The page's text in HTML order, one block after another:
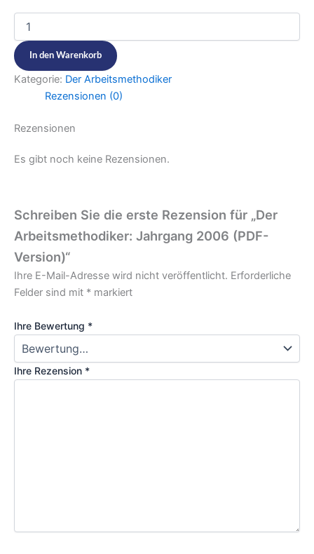
In den Warenkorb
Kategorie: Der Arbeitsmethodiker
Rezensionen (0)
Rezensionen
Es gibt noch keine Rezensionen.
Schreiben Sie die erste Rezension für „Der
Arbeitsmethodiker: Jahrgang 2006 (PDF-
Version)​​“
Ihre E-Mail-Adresse wird nicht veröffentlicht. Erforderliche
Felder sind mit * markiert
Ihre Bewertung *
Ihre Rezension *